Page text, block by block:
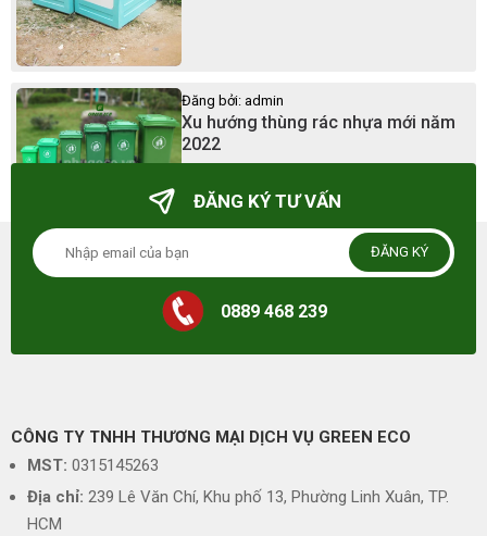
Đăng bởi: admin
Xu hướng thùng rác nhựa mới năm
2022
23/03/2025 - 23:41
ĐĂNG KÝ TƯ VẤN
ĐĂNG KÝ
0889 468 239
CÔNG TY TNHH THƯƠNG MẠI DỊCH VỤ GREEN ECO
MST: 0315145263
Địa chỉ: 239 Lê Văn Chí, Khu phố 13, Phường Linh Xuân, TP.
HCM